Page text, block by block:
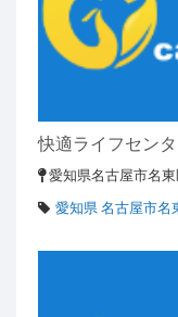
快適ライフセン
愛知県名古屋市名
愛知県 名古屋市名